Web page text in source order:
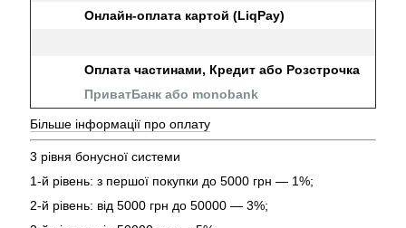
Онлайн-оплата картой (LiqPay)
Оплата частинами, Кредит або Розстрочка
ПриватБанк або monobank
Більше інформації про оплату
3 рівня бонусної системи
1-й рівень: з першої покупки до 5000 грн — 1%;
2-й рівень: від 5000 грн до 50000 — 3%;